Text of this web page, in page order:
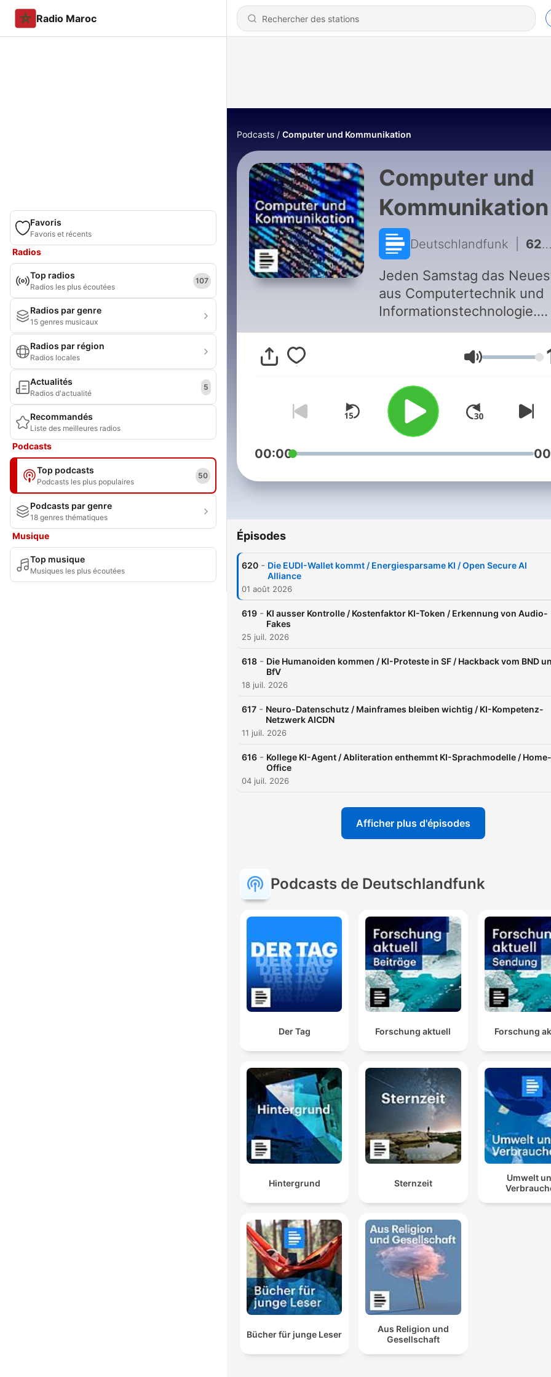
Radio Maroc
Favoris
Favoris et récents
Radios
Top radios
Radios les plus écoutées
107
Radios par genre
15 genres musicaux
Radios par région
Radios locales
Actualités
Radios d'actualité
5
Recommandés
Liste des meilleures radios
Podcasts
Top podcasts
Podcasts les plus populaires
50
Podcasts par genre
18 genres thématiques
Musique
Top musique
Musiques les plus écoutées
Podcasts Computer und Kommunikation
Computer und
Kommunikation
Deutschlandfunk 620 - Die EUDI-Wallet kommt / Energiesparsame KI / Open Secure AI Alliance
Jeden Samstag das
aus Computertechnik und
Informationstechnologie.
Beiträge, Reportagen und
Interviews zu IT-
Informatik, Datenschutz,
Smartphones, Cloud-
Computing und IT-Politik.
Trends der IT werden
und informativ
zusammengefasst.
Volume
00:00
Épisodes
620 - Die EUDI-Wallet kommt / Energiesparsame KI / Open Secure AI
Alliance
01 août 2026
619 - KI ausser Kontrolle / Kostenfaktor KI-Token / Erkennung von Audio-
Fakes
25 juil. 2026
618 - Die Humanoiden kommen / KI-Proteste in SF / Hackback vom BND
BfV
18 juil. 2026
617 - Neuro-Datenschutz / Mainframes bleiben wichtig / KI-Kompetenz-
Netzwerk AICDN
11 juil. 2026
616 - Kollege KI-Agent / Abliteration enthemmt KI-Sprachmodelle / Home-
Office
04 juil. 2026
Afficher plus d'épisodes
Podcasts de Deutschlandfunk
Der Tag Forschung aktuell Forschung
Hintergrund Sternzeit
Umwelt
Bücher für junge Leser
Aus Religion und
Gesellschaft